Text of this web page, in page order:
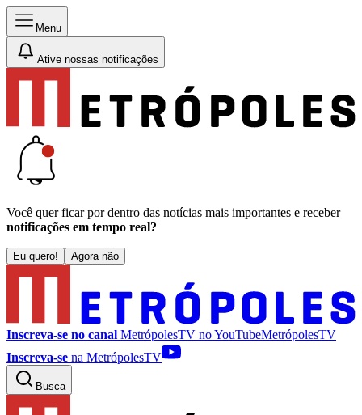
Menu
Ative nossas notificações
Você quer ficar por dentro das notícias mais importantes e receber
notificações em tempo real?
Eu quero! Agora não
Inscreva-se no canal MetrópolesTV noYouTubeMetrópolesTV
Inscreva-se na MetrópolesTV
Busca